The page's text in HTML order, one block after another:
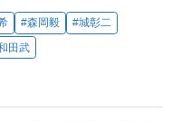
#森岡毅
#城彰二
田武